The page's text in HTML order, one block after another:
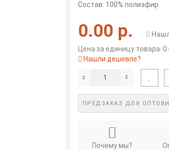
Состав: 100% полиэфир
0.00 р.
Цена за единицу товара:
Нашли дешевле?
ПРЕДЗАКАЗ ДЛЯ
Почему мы?